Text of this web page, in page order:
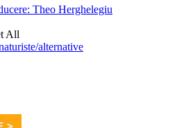
Theo Herghelegiu
All
alternative